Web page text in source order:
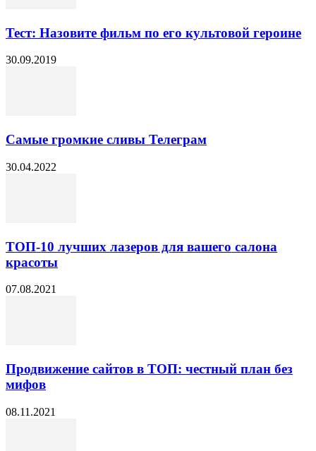
Тест: Назовите фильм по его культовой героине
30.09.2019
Самые громкие сливы Телеграм
30.04.2022
ТОП-10 лучших лазеров для вашего салона
красоты
07.08.2021
Продвижение сайтов в ТОП: честный план без
мифов
08.11.2021